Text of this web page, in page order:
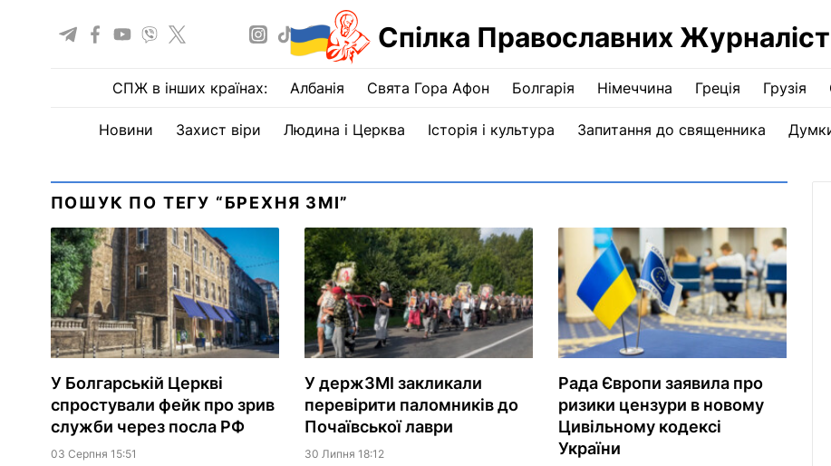
Спілка Православних
СПЖ в інших країнах: Албанія Свята Гора Афон Болгарія Німеччина Греція Грузія
Новини Захист віри Людина і Церква Історія і культура Запитання до священника
ПОШУК ПО ТЕГУ “БРЕХНЯ ЗМІ”
У Болгарській Церкві
спростували фейк про зрив
служби через посла РФ
03 Серпня 15:51
У держЗМІ закликали
перевірити паломників до
Почаївської лаври
30 Липня 18:12
Рада Європи заявила про
ризики цензури в новому
Цивільному кодексі
України